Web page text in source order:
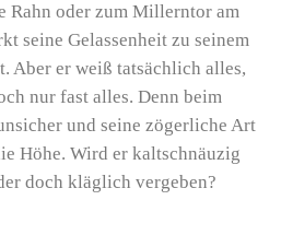
Rahn oder zum Millerntor am
seine Gelassenheit zu seinem
Aber er weiß tatsächlich alles,
nur fast alles. Denn beim
und seine zögerliche Art
Höhe. Wird er kaltschnäuzig
doch kläglich vergeben?